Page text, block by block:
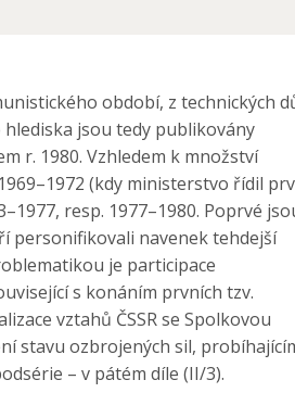
období, z technických
jsou tedy publikovány
r. 1980. Vzhledem k množství
(kdy ministerstvo řídil
resp. 1977–1980. Poprvé
personifikovali navenek tehdejší
je participace
s konáním prvních tzv.
vztahů ČSSR se Spolkovou
stavu ozbrojených sil,
– v pátém díle (II/3).